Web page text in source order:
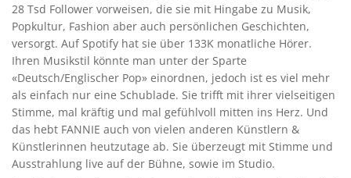
28 Tsd Follower vorweisen, die sie mit Hingabe zu Musik,
Popkultur, Fashion aber auch persönlichen Geschichten,
versorgt. Auf Spotify hat sie über 133K monatliche Hörer.
Ihren Musikstil könnte man unter der Sparte
«Deutsch/Englischer Pop» einordnen, jedoch ist es viel mehr
als einfach nur eine Schublade. Sie trifft mit ihrer vielseitigen
Stimme, mal kräftig und mal gefühlvoll mitten ins Herz. Und
das hebt FANNIE auch von vielen anderen Künstlern &
Künstlerinnen heutzutage ab. Sie überzeugt mit Stimme und
Ausstrahlung live auf der Bühne, sowie im Studio.